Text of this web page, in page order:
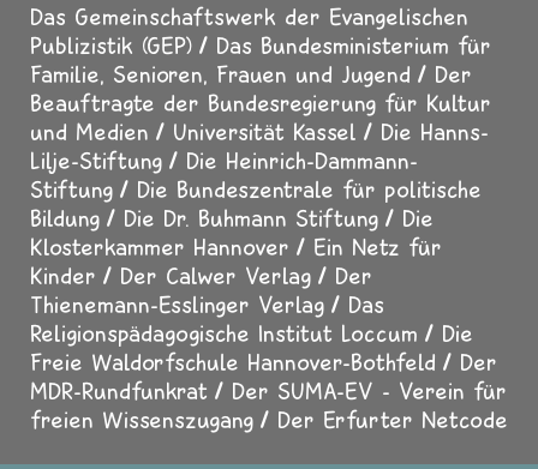
Das Gemeinschaftswerk der Evangelischen
Publizistik (GEP)
Das Bundesministerium für
Familie, Senioren, Frauen und Jugend
Der
Beauftragte der Bundesregierung für Kultur
und Medien
Universität Kassel
Die Hanns-
Lilje-Stiftung
Die Heinrich-Dammann-
Stiftung
Die Bundeszentrale für politische
Bildung
Die Dr. Buhmann Stiftung
Die
Klosterkammer Hannover
Ein Netz für
Kinder
Der Calwer Verlag
Der
Thienemann-Esslinger Verlag
Das
Religionspädagogische Institut Loccum
Die
Freie Waldorfschule Hannover-Bothfeld
Der
MDR-Rundfunkrat
Der SUMA-EV - Verein für
freien Wissenszugang
Der Erfurter Netcode